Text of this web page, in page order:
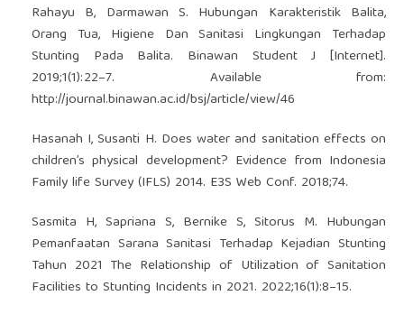
Rahayu B, Darmawan S. Hubungan Karakteristik Balita,
Orang Tua, Higiene Dan Sanitasi Lingkungan Terhadap
Stunting Pada Balita. Binawan Student J [Internet].
2019;1(1):22–7. Available from:
http://journal.binawan.ac.id/bsj/article/view/46
Hasanah I, Susanti H. Does water and sanitation effects on
children’s physical development? Evidence from Indonesia
Family life Survey (IFLS) 2014. E3S Web Conf. 2018;74.
Sasmita H, Sapriana S, Bernike S, Sitorus M. Hubungan
Pemanfaatan Sarana Sanitasi Terhadap Kejadian Stunting
Tahun 2021 The Relationship of Utilization of Sanitation
Facilities to Stunting Incidents in 2021. 2022;16(1):8–15.